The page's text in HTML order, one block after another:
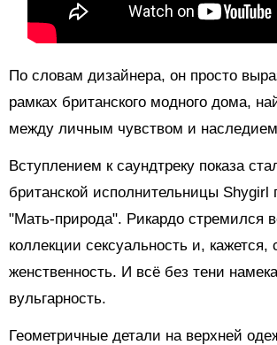
По словам дизайнера, он просто
рамках британского модного дома,
между личным чувством и
Вступлением к саундтреку показа
британской исполнительницы
"Мать-природа". Рикардо стремился
коллекции сексуальность и,
женственность. И всё без тени
вульгарность.
Геометричные детали на верхней